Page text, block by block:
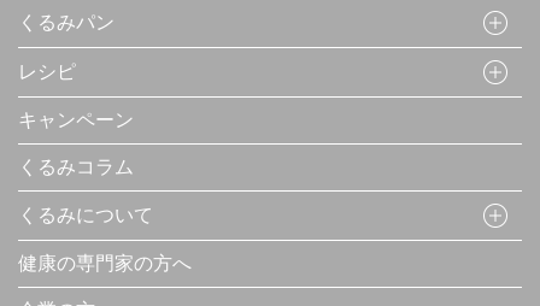
くるみパン
レシピ
キャンペーン
くるみコラム
くるみについて
健康の専門家の方へ